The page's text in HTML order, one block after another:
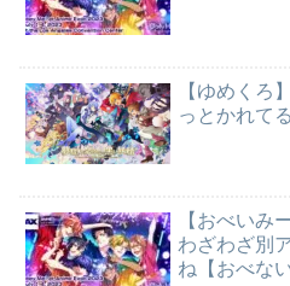
【ゆめくろ
っとかれて
【おべいみ
わざわざ別
ね【おべない